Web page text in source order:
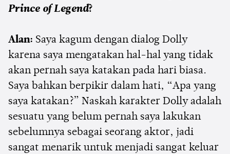
Prince of Legend?
Alan: Saya kagum dengan dialog Dolly
karena saya mengatakan hal-hal yang tidak
akan pernah saya katakan pada hari biasa.
Saya bahkan berpikir dalam hati, “Apa yang
saya katakan?” Naskah karakter Dolly adalah
sesuatu yang belum pernah saya lakukan
sebelumnya sebagai seorang aktor, jadi
sangat menarik untuk menjadi sangat keluar